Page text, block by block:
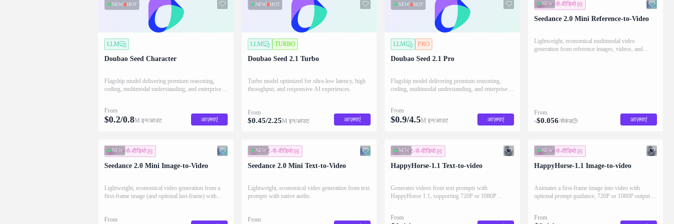
audio for high‑quality narrative‑driven production.
NEW HOT
LLM
Doubao Seed Character
Flagship model delivering premium reasoning,
coding, multimodal understanding, and enterprise-
From
$0.2/0.8M इन/आउट आज़माएं
NEW HOT
LLM TURBO
Doubao Seed 2.1 Turbo
Turbo model optimized for ultra-low latency, high
throughput, and responsive AI experiences.
From
$0.45/2.25M इन/आउट आज़माएं
NEW HOT
LLM PRO
Doubao Seed 2.1 Pro
Flagship model delivering premium reasoning,
coding, multimodal understanding, and enterprise-
From
$0.9/4.5M इन/आउट आज़माएं
NEW
इमेज-से-वीडियो
Seedance 2.0 Mini Reference-to-Video
Lightweight, economical multimodal video
generation from reference images, videos, and
From
≈$0.056/सेकंड आज़माएं
NEW
इमेज-से-वीडियो
Seedance 2.0 Mini Image-to-Video
Lightweight, economical video generation from a
first-frame image (and optional last-frame) with
From
NEW
टेक्स्ट-से-वीडियो
Seedance 2.0 Mini Text-to-Video
Lightweight, economical video generation from text
prompts with native audio.
From
NEW
टेक्स्ट-से-वीडियो
HappyHorse-1.1 Text-to-video
Generates videos from text prompts with
HappyHorse 1.1, supporting 720P or 1080P
From
NEW
इमेज-से-वीडियो
HappyHorse-1.1 Image-to-video
Animates a first-frame image into video with
optional prompt guidance, 720P or 1080P output,
From